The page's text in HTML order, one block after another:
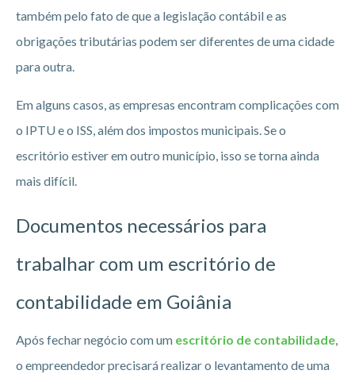
também pelo fato de que a legislação contábil e as
obrigações tributárias podem ser diferentes de uma cidade
para outra.
Em alguns casos, as empresas encontram complicações com
o IPTU e o ISS, além dos impostos municipais. Se o
escritório estiver em outro município, isso se torna ainda
mais difícil.
Documentos necessários para
trabalhar com um escritório de
contabilidade em Goiânia
Após fechar negócio com um escritório de contabilidade,
o empreendedor precisará realizar o levantamento de uma